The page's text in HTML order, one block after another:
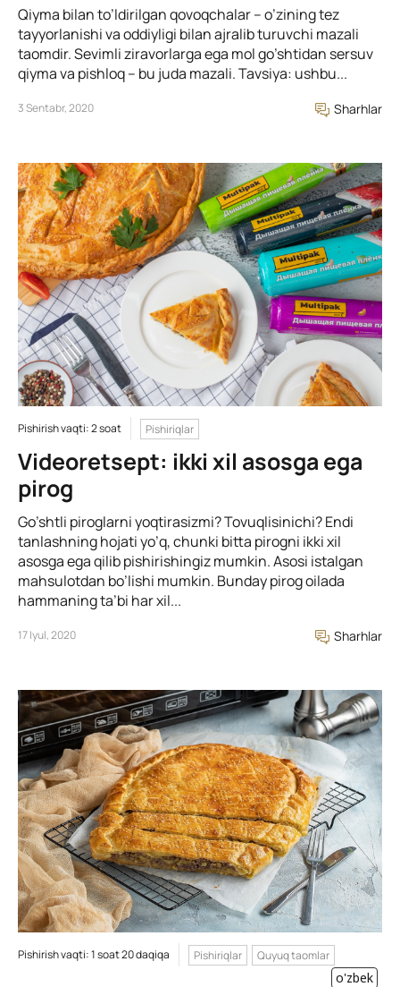
Qiyma bilan to’ldirilgan qovoqchalar – o’zining tez
tayyorlanishi va oddiyligi bilan ajralib turuvchi mazali
taomdir. Sevimli ziravorlarga ega mol go’shtidan sersuv
qiyma va pishloq – bu juda mazali. Tavsiya: ushbu...
3 Sentabr, 2020 Sharhlar
Pishirish vaqti: 2 soat Pishiriqlar
Videoretsept: ikki xil asosga ega
pirog
Go’shtli piroglarni yoqtirasizmi? Tovuqlisinichi? Endi
tanlashning hojati yo’q, chunki bitta pirogni ikki xil
asosga ega qilib pishirishingiz mumkin. Asosi istalgan
mahsulotdan bo’lishi mumkin. Bunday pirog oilada
hammaning ta’bi har xil...
17 Iyul, 2020 Sharhlar
Pishirish vaqti: 1 soat 20 daqiqa Pishiriqlar Quyuq taomlar
o'zbek